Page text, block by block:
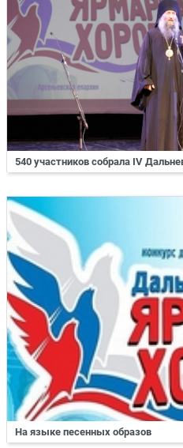
540 участников собрала IV
На языке песенных образов